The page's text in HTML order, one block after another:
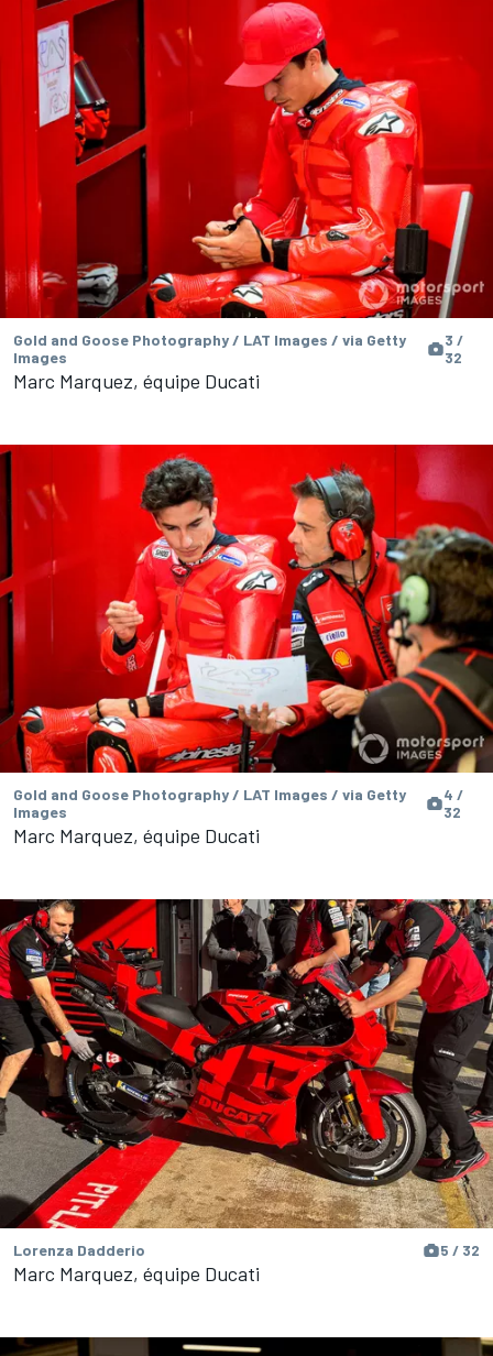
Gold and Goose Photography / LAT Images / via Getty
Images
3 /
32
Marc Marquez, équipe Ducati
Gold and Goose Photography / LAT Images / via Getty
Images
4 /
32
Marc Marquez, équipe Ducati
Lorenza Dadderio 5 / 32
Marc Marquez, équipe Ducati